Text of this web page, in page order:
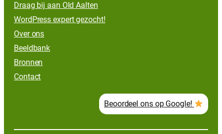
Draag bij aan Old Aalten
WordPress expert gezocht!
Over ons
Beeldbank
Bronnen
Contact
Beoordeel ons op Google!